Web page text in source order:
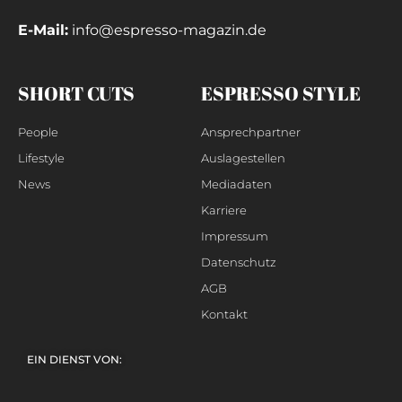
E-Mail: info@espresso-magazin.de
SHORT CUTS
People
Lifestyle
News
ESPRESSO STYLE
Ansprechpartner
Auslagestellen
Mediadaten
Karriere
Impressum
Datenschutz
AGB
Kontakt
EIN DIENST VON: